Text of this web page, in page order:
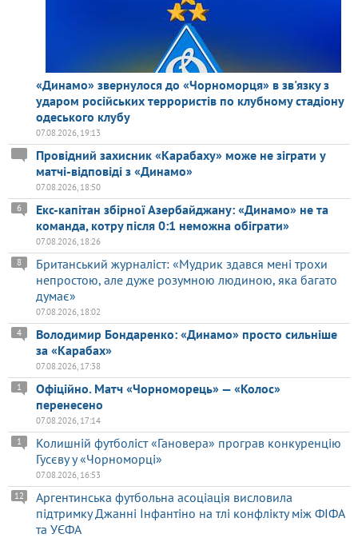
«Динамо» звернулося до «Чорноморця» в зв'язку з
ударом російських террористів по клубному стадіону
одеського клубу
07.08.2026, 19:13
Провідний захисник «Карабаху» може не зіграти у
матчі-відповіді з «Динамо»
07.08.2026, 18:50
Екс-капітан збірної Азербайджану: «Динамо» не та
команда, котру після 0:1 неможна обіграти»
6
07.08.2026, 18:26
Британський журналіст: «Мудрик здався мені трохи
непростою, але дуже розумною людиною, яка багато
думає»
8
07.08.2026, 18:02
Володимир Бондаренко: «Динамо» просто сильніше
за «Карабах»
4
07.08.2026, 17:38
Офіційно. Матч «Чорноморець» — «Колос»
перенесено
1
07.08.2026, 17:14
Колишній футболіст «Гановера» програв конкуренцію
Гусєву у «Чорноморці»
1
07.08.2026, 16:53
Аргентинська футбольна асоціація висловила
підтримку Джанні Інфантіно на тлі конфлікту між ФІФА
та УЄФА
12